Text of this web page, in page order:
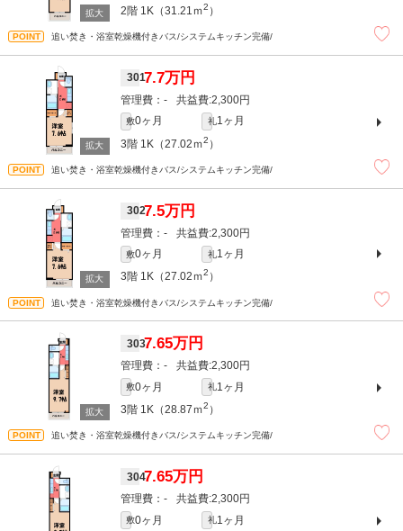
2階 1K（31.21ｍ2 ）
追い焚き・浴室乾燥機付きバス/システムキッチン完備/
3017.7万円
- 2,300円
敷0ヶ月 礼1ヶ月
3階 1K（27.02ｍ2 ）
追い焚き・浴室乾燥機付きバス/システムキッチン完備/
3027.5万円
- 2,300円
敷0ヶ月 礼1ヶ月
3階 1K（27.02ｍ2 ）
追い焚き・浴室乾燥機付きバス/システムキッチン完備/
3037.65万円
- 2,300円
敷0ヶ月 礼1ヶ月
3階 1K（28.87ｍ2 ）
追い焚き・浴室乾燥機付きバス/システムキッチン完備/
3047.65万円
- 2,300円
敷0ヶ月 礼1ヶ月